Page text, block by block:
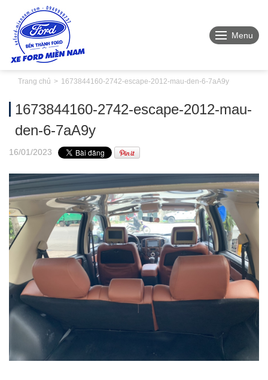
Menu
Trang chủ 1673844160-2742-escape-2012-mau-den-6-7aA9y
1673844160-2742-escape-2012-mau-
den-6-7aA9y
16/01/2023